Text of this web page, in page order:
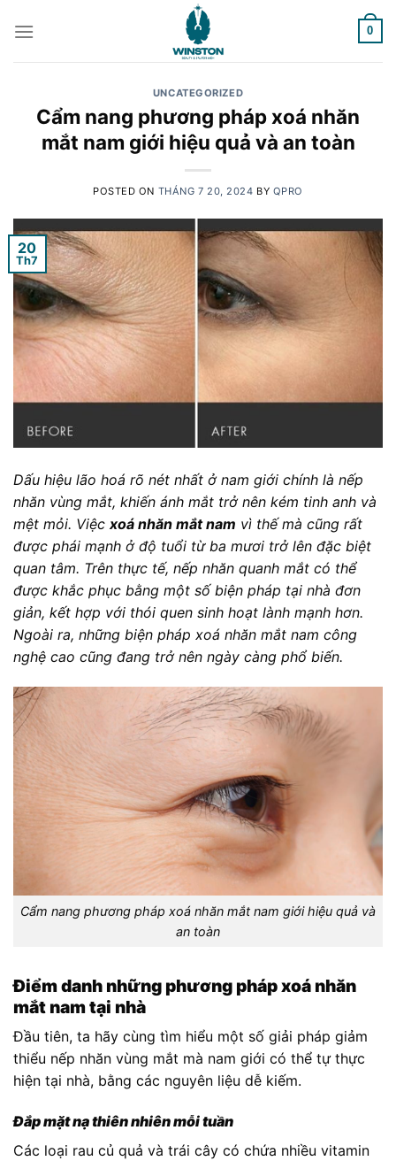
0
UNCATEGORIZED
Cẩm nang phương pháp xoá nhăn
mắt nam giới hiệu quả và an toàn
POSTED ON THÁNG 7 20, 2024 BY QPRO
20
Th7
Dấu hiệu lão hoá rõ nét nhất ở nam giới chính là nếp
nhăn vùng mắt, khiến ánh mắt trở nên kém tinh anh và
mệt mỏi. Việc xoá nhăn mắt nam vì thế mà cũng rất
được phái mạnh ở độ tuổi từ ba mươi trở lên đặc biệt
quan tâm. Trên thực tế, nếp nhăn quanh mắt có thể
được khắc phục bằng một số biện pháp tại nhà đơn
giản, kết hợp với thói quen sinh hoạt lành mạnh hơn.
Ngoài ra, những biện pháp xoá nhăn mắt nam công
nghệ cao cũng đang trở nên ngày càng phổ biến.
Cẩm nang phương pháp xoá nhăn mắt nam giới hiệu quả và
an toàn
Điểm danh những phương pháp xoá nhăn
mắt nam tại nhà
Đầu tiên, ta hãy cùng tìm hiểu một số giải pháp giảm
thiểu nếp nhăn vùng mắt mà nam giới có thể tự thực
hiện tại nhà, bằng các nguyên liệu dễ kiếm.
Đắp mặt nạ thiên nhiên mỗi tuần
Các loại rau củ quả và trái cây có chứa nhiều vitamin